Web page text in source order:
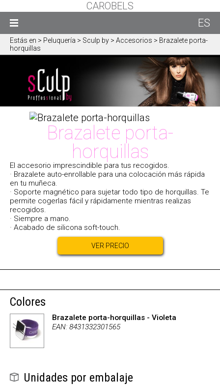
CAROBELS
ES
Estás en > Peluquería > Sculp by > Accesorios > Brazalete porta-
horquillas
Brazalete porta-
horquillas
El accesorio imprescindible para tus recogidos.
· Brazalete auto-enrollable para una colocación más rápida
en tu muñeca.
· Soporte magnético para sujetar todo tipo de horquillas. Te
permite cogerlas fácil y rápidamente mientras realizas
recogidos.
· Siempre a mano.
· Acabado de silicona soft-touch.
VER PRECIO
Colores
Brazalete porta-horquillas - Violeta
EAN: 8431332301565
Unidades por embalaje